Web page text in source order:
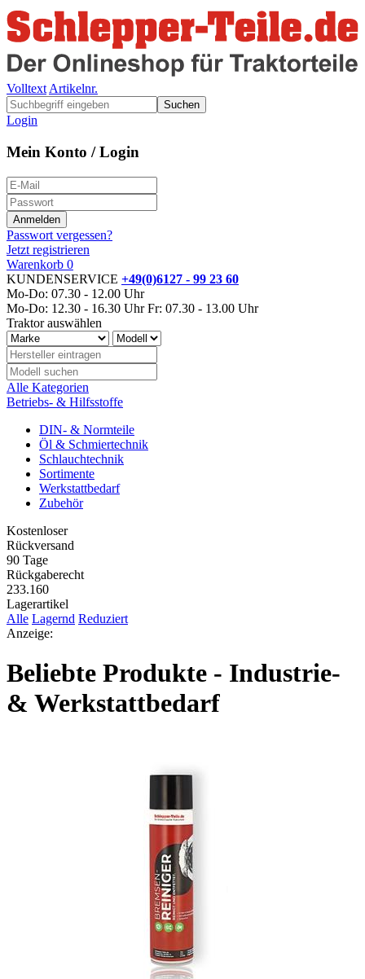
Volltext Artikelnr.
Suchen
Login
Mein Konto / Login
Passwort vergessen?
Jetzt registrieren
Warenkorb 0
KUNDENSERVICE +49(0)6127 - 99 23 60
Mo-Do: 07.30 - 12.00 Uhr
Mo-Do: 12.30 - 16.30 Uhr Fr: 07.30 - 13.00 Uhr
Traktor auswählen
Alle Kategorien
Betriebs- & Hilfsstoffe
DIN- & Normteile
Öl & Schmiertechnik
Schlauchtechnik
Sortimente
Werkstattbedarf
Zubehör
Kostenloser
Rückversand
90 Tage
Rückgaberecht
233.160
Lagerartikel
Alle Lagernd Reduziert
Anzeige:
Beliebte Produkte - Industrie-
& Werkstattbedarf